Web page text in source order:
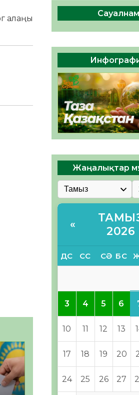
алаңы
беруге дайын
ӘРБІР ДАУЫС –
ДАМУЫНА
ҮЛЕС
05.08.2026
Жаңалықтар
«
2026
ДС СС СӘ БС
3 4 5 6
10 11 12 13
17 18 19 20
24 25 26 27